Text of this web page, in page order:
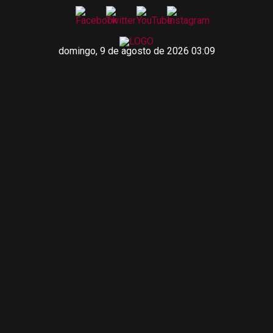
domingo, 9 de agosto de 2026 03:09